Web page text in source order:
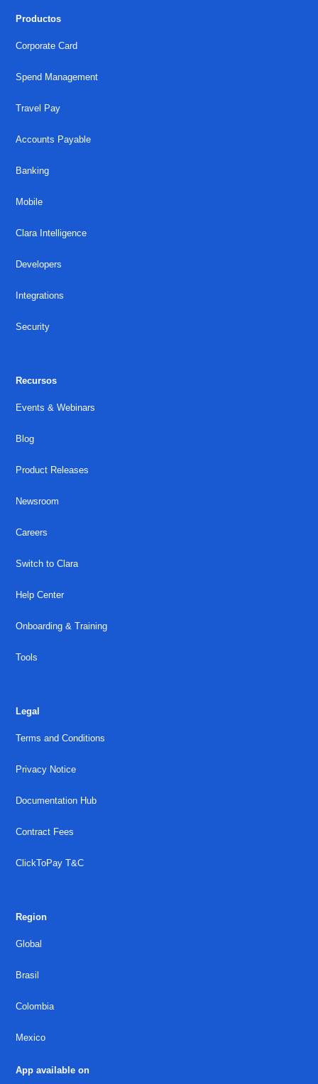
Productos
Corporate Card
Spend Management
Travel Pay
Accounts Payable
Banking
Mobile
Clara Intelligence
Developers
Integrations
Security
Recursos
Events & Webinars
Blog
Product Releases
Newsroom
Careers
Switch to Clara
Help Center
Onboarding & Training
Tools
Legal
Terms and Conditions
Privacy Notice
Documentation Hub
Contract Fees
ClickToPay T&C
Region
Global
Brasil
Colombia
Mexico
App available on